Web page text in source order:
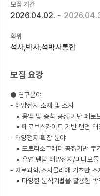
연구실&오픈랩
커리어
반도체 아카데미
재팬라운지 🌸
모집 기간
2026.04.02. ~
학위
석사,박사,석박사통합
모집 요강
● 연구분야
- 태양전지 소재 및 소자
- 태양전지 확장 분야
- 재료과학/소자물리에 기초한 소